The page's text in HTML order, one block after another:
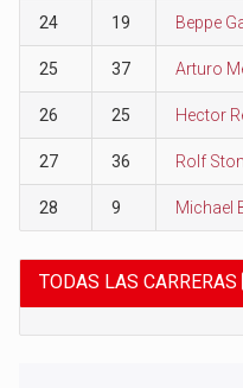
24 19 Beppe
25 37 Arturo
26 25 Hector
27 36 Rolf
28 9 Michael
TODAS LAS CARRERAS